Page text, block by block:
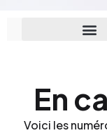
En
Voici les